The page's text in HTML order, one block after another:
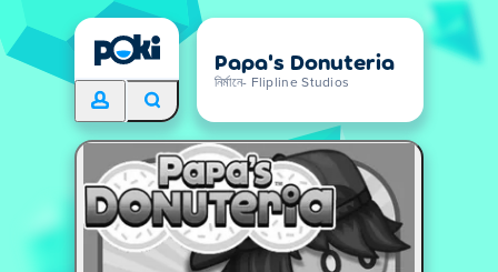
Papa's Donuteria
নির্মানে- Flipline Studios